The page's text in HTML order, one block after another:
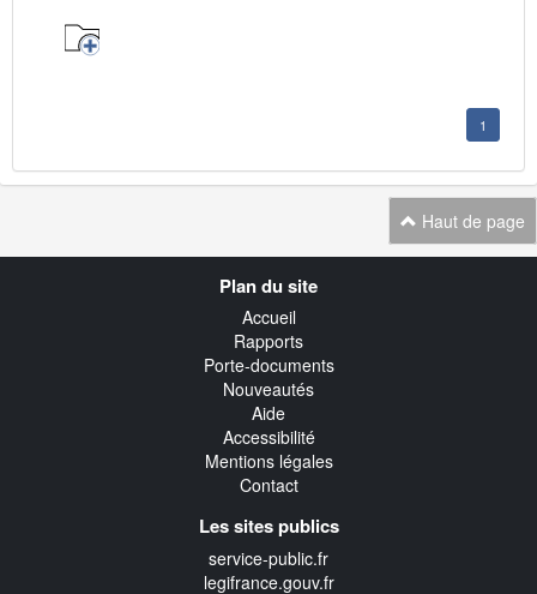
1
Haut de page
Plan du site
Accueil
Rapports
Porte-documents
Nouveautés
Aide
Accessibilité
Mentions légales
Contact
Les sites publics
service-public.fr
legifrance.gouv.fr